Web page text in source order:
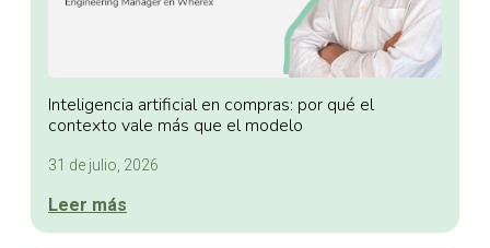
Inteligencia artificial en compras: por qué el
contexto vale más que el modelo
31 de julio, 2026
Leer más